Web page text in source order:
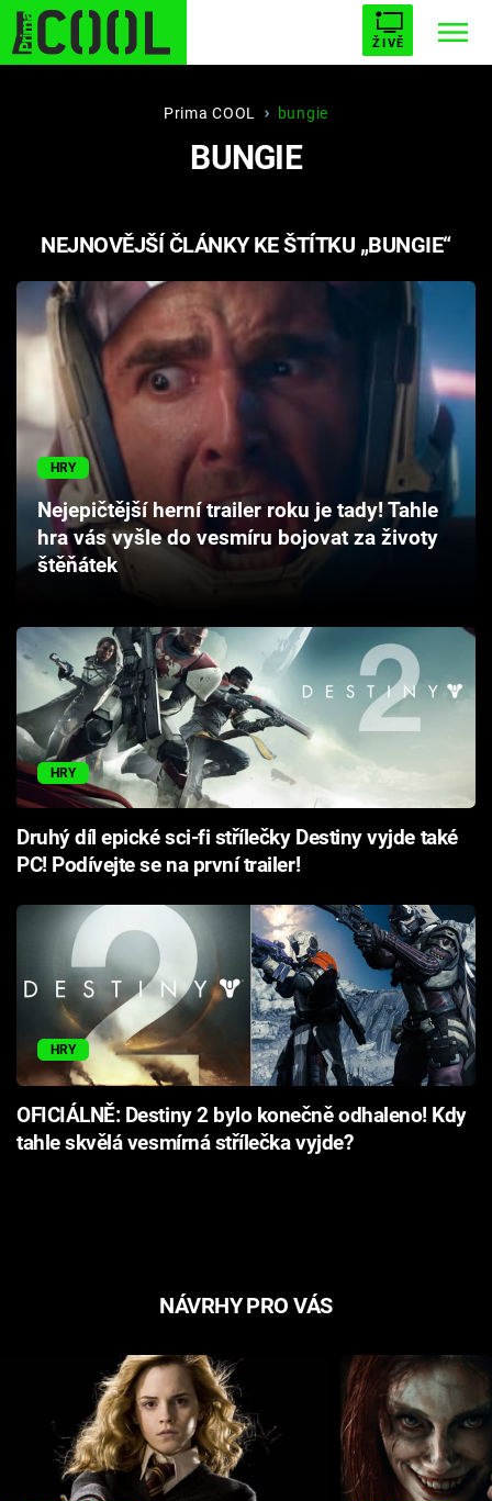
ŽIVĚ
STARHOUSE BUFFY, PŘEMOŽITELKA UPÍRŮ
PLNEJ KOTEL AVENGERS 5
Témata
Filmy
Seriály
Hry
Cool Esport
Pořady
TV Program
Sledujte prima+
Přihlášení
Sledujte nás
Prima COOL bungie
BUNGIE
NEJNOVĚJŠÍ ČLÁNKY KE ŠTÍTKU „BUNGIE“
HRY
Nejepičtější herní trailer roku je tady! Tahle
hra vás vyšle do vesmíru bojovat za životy
štěňátek
HRY
Druhý díl epické sci-fi střílečky Destiny vyjde také
PC! Podívejte se na první trailer!
HRY
OFICIÁLNĚ: Destiny 2 bylo konečně odhaleno! Kdy
tahle skvělá vesmírná střílečka vyjde?
NÁVRHY PRO VÁS